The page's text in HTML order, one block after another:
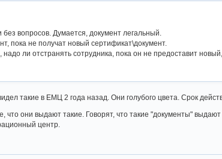
вопросов. Думается, документ легальный.
пока не получат новый сертификат\документ.
ли отстранять сотрудника, пока он не предоставит
такие в ЕМЦ 2 года назад. Они голубого цвета. Срок
они выдают такие. Говорят, что такие "документы"
центр.